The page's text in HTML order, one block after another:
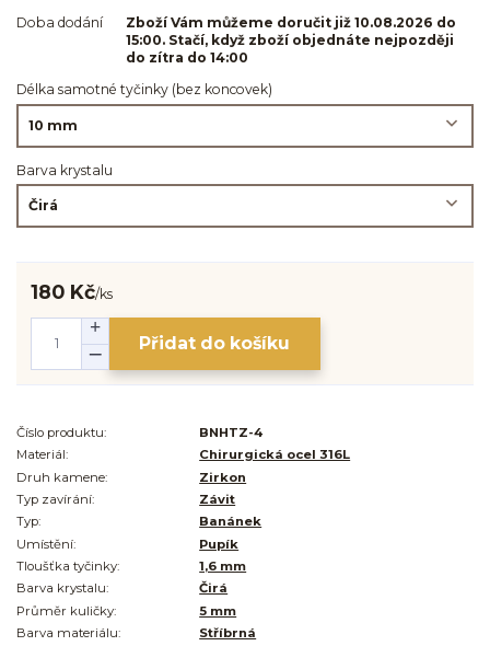
Doba dodání
Zboží Vám můžeme doručit již 10.08.2026 do
15:00. Stačí, když zboží objednáte nejpozději
do zítra do 14:00
Délka samotné tyčinky (bez koncovek)
Barva krystalu
180 Kč/ks
Přidat do košíku
Číslo produktu:
BNHTZ-4
Materiál:
Chirurgická ocel 316L
Druh kamene:
Zirkon
Typ zavírání:
Závit
Typ:
Banánek
Umístění:
Pupík
Tloušťka tyčinky:
1,6 mm
Barva krystalu:
Čirá
Průměr kuličky:
5 mm
Barva materiálu:
Stříbrná